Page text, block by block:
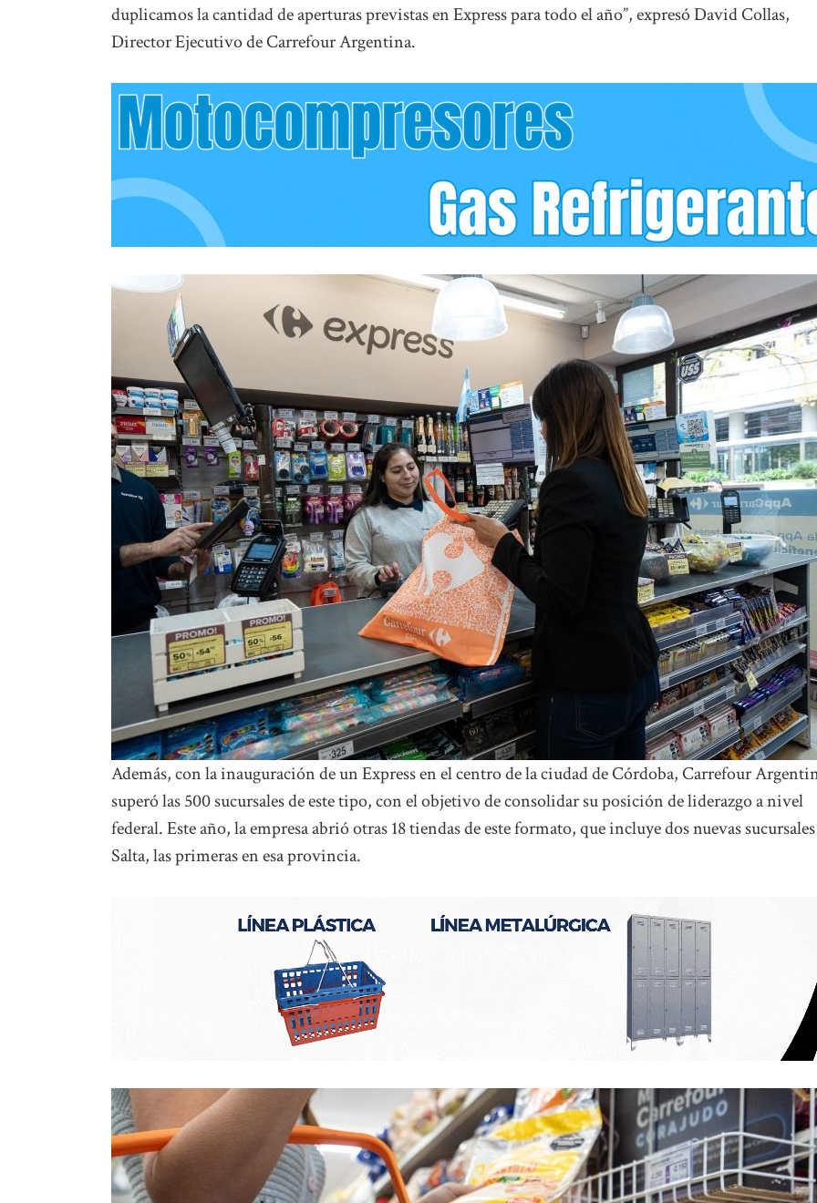
duplicamos la cantidad de aperturas previstas en Express para todo el año”, expresó David Collas,
Director Ejecutivo de Carrefour Argentina.
Además, con la inauguración de un Express en el centro de la ciudad de Córdoba, Carrefour
superó las 500 sucursales de este tipo, con el objetivo de consolidar su posición de liderazgo a nivel
federal. Este año, la empresa abrió otras 18 tiendas de este formato, que incluye dos nuevas
Salta, las primeras en esa provincia.